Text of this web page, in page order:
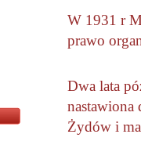
W 1931 r
prawo
Dwa lata
nastawiona
Żydów i